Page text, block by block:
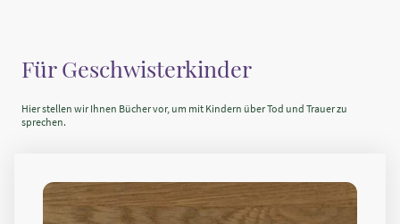
Für Geschwisterkinder
Hier stellen wir Ihnen Bücher vor, um mit Kindern über Tod und Trauer zu
sprechen.